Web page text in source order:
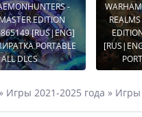
-
EDITION
[RUS|ENG]
PORTABLE
DLCS
Игры 2021-2025 года » Игры